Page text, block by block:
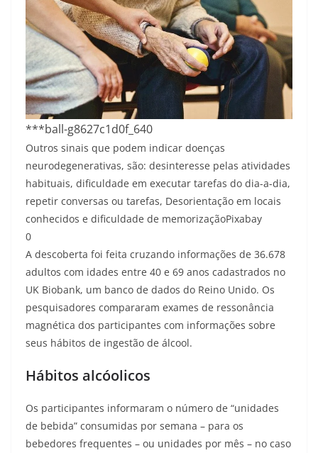
***ball-g8627c1d0f_640
Outros sinais que podem indicar doenças
neurodegenerativas, são: desinteresse pelas atividades
habituais, dificuldade em executar tarefas do dia-a-dia,
repetir conversas ou tarefas, Desorientação em locais
conhecidos e dificuldade de memorizaçãoPixabay
0
A descoberta foi feita cruzando informações de 36.678
adultos com idades entre 40 e 69 anos cadastrados no
UK Biobank, um banco de dados do Reino Unido. Os
pesquisadores compararam exames de ressonância
magnética dos participantes com informações sobre
seus hábitos de ingestão de álcool.
Hábitos alcóolicos
Os participantes informaram o número de “unidades
de bebida” consumidas por semana – para os
bebedores frequentes – ou unidades por mês – no caso